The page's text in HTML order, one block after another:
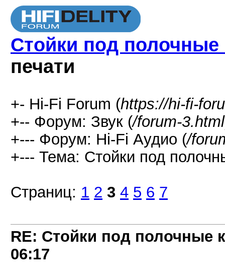
Стойки под полочные
печати
+- Hi-Fi Forum (https://hi-fi-
+-- Форум: Звук (/forum-3.html
+--- Форум: Hi-Fi Аудио (/
+--- Тема: Стойки под
Страниц: 1 2 3 4 5 6 7
RE: Стойки под полочные
06:17